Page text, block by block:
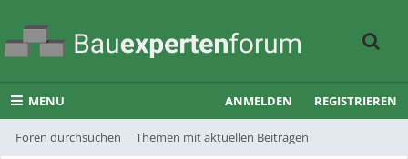
MENU
Foren durchsuchen Themen mit aktuellen Beiträgen
ANMELDEN REGISTRIEREN